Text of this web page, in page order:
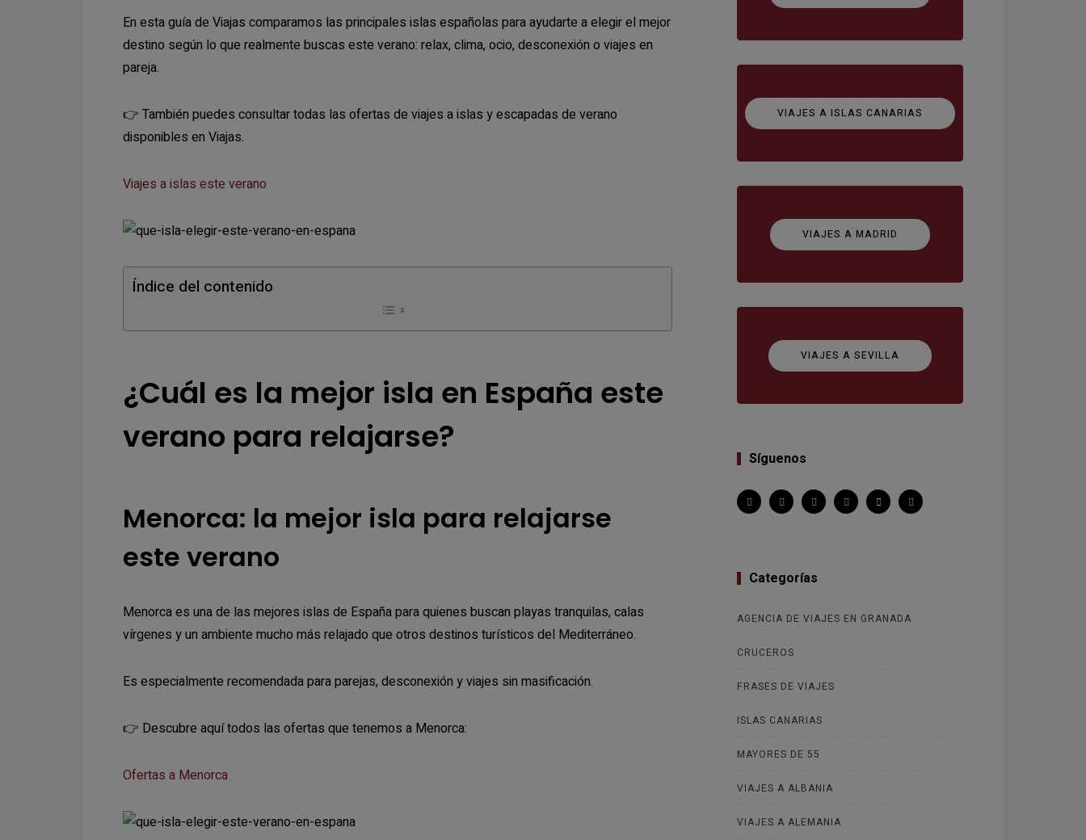
En esta guía de Viajas comparamos las principales islas españolas para ayudarte a elegir el mejor
destino según lo que realmente buscas este verano: relax, clima, ocio, desconexión o viajes en
pareja.
👉 También puedes consultar todas las ofertas de viajes a islas y escapadas de verano
disponibles en Viajas.
Viajes a islas este verano
Índice del contenido
¿Cuál es la mejor isla en España este
verano para relajarse?
Menorca: la mejor isla para relajarse
este verano
Menorca es una de las mejores islas de España para quienes buscan playas tranquilas, calas
vírgenes y un ambiente mucho más relajado que otros destinos turísticos del Mediterráneo.
Es especialmente recomendada para parejas, desconexión y viajes sin masificación.
👉 Descubre aquí todos las ofertas que tenemos a Menorca:
Ofertas a Menorca
VIAJES A ISLAS CANARIAS
VIAJES A MADRID
VIAJES A SEVILLA
Síguenos
Categorías
AGENCIA DE VIAJES EN GRANADA
CRUCEROS
FRASES DE VIAJES
ISLAS CANARIAS
MAYORES DE 55
VIAJES A ALBANIA
VIAJES A ALEMANIA